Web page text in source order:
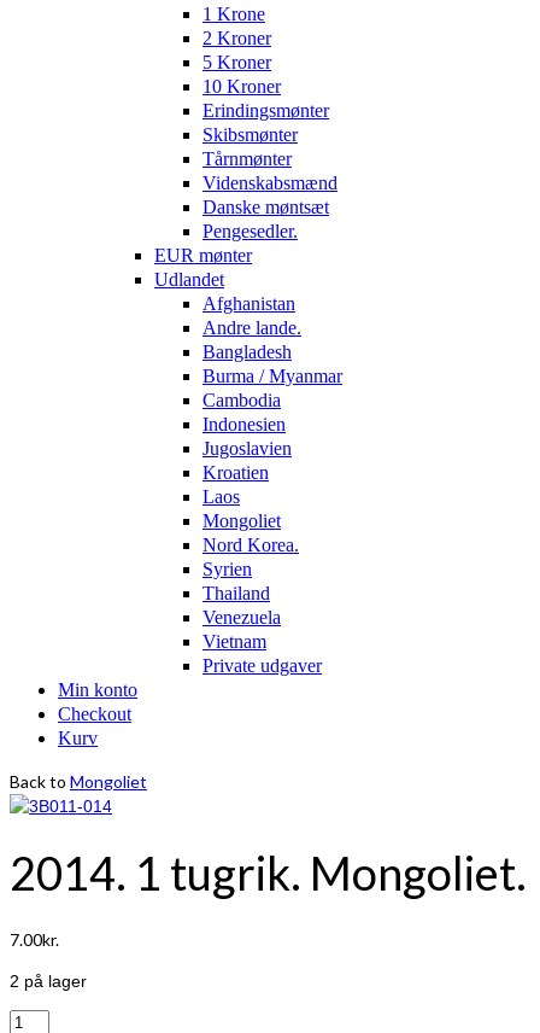
1 Krone
2 Kroner
5 Kroner
10 Kroner
Erindingsmønter
Skibsmønter
Tårnmønter
Videnskabsmænd
Danske møntsæt
Pengesedler.
EUR mønter
Udlandet
Afghanistan
Andre lande.
Bangladesh
Burma / Myanmar
Cambodia
Indonesien
Jugoslavien
Kroatien
Laos
Mongoliet
Nord Korea.
Syrien
Thailand
Venezuela
Vietnam
Private udgaver
Min konto
Checkout
Kurv
Back to Mongoliet
2014. 1 tugrik. Mongoliet.
7.00kr.
2 på lager
2014.